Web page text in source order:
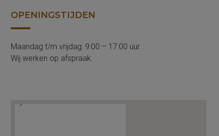
OPENINGSTIJDEN
Maandag t/m vrijdag: 9:00 – 17:00 uur
Wij werken op afspraak.